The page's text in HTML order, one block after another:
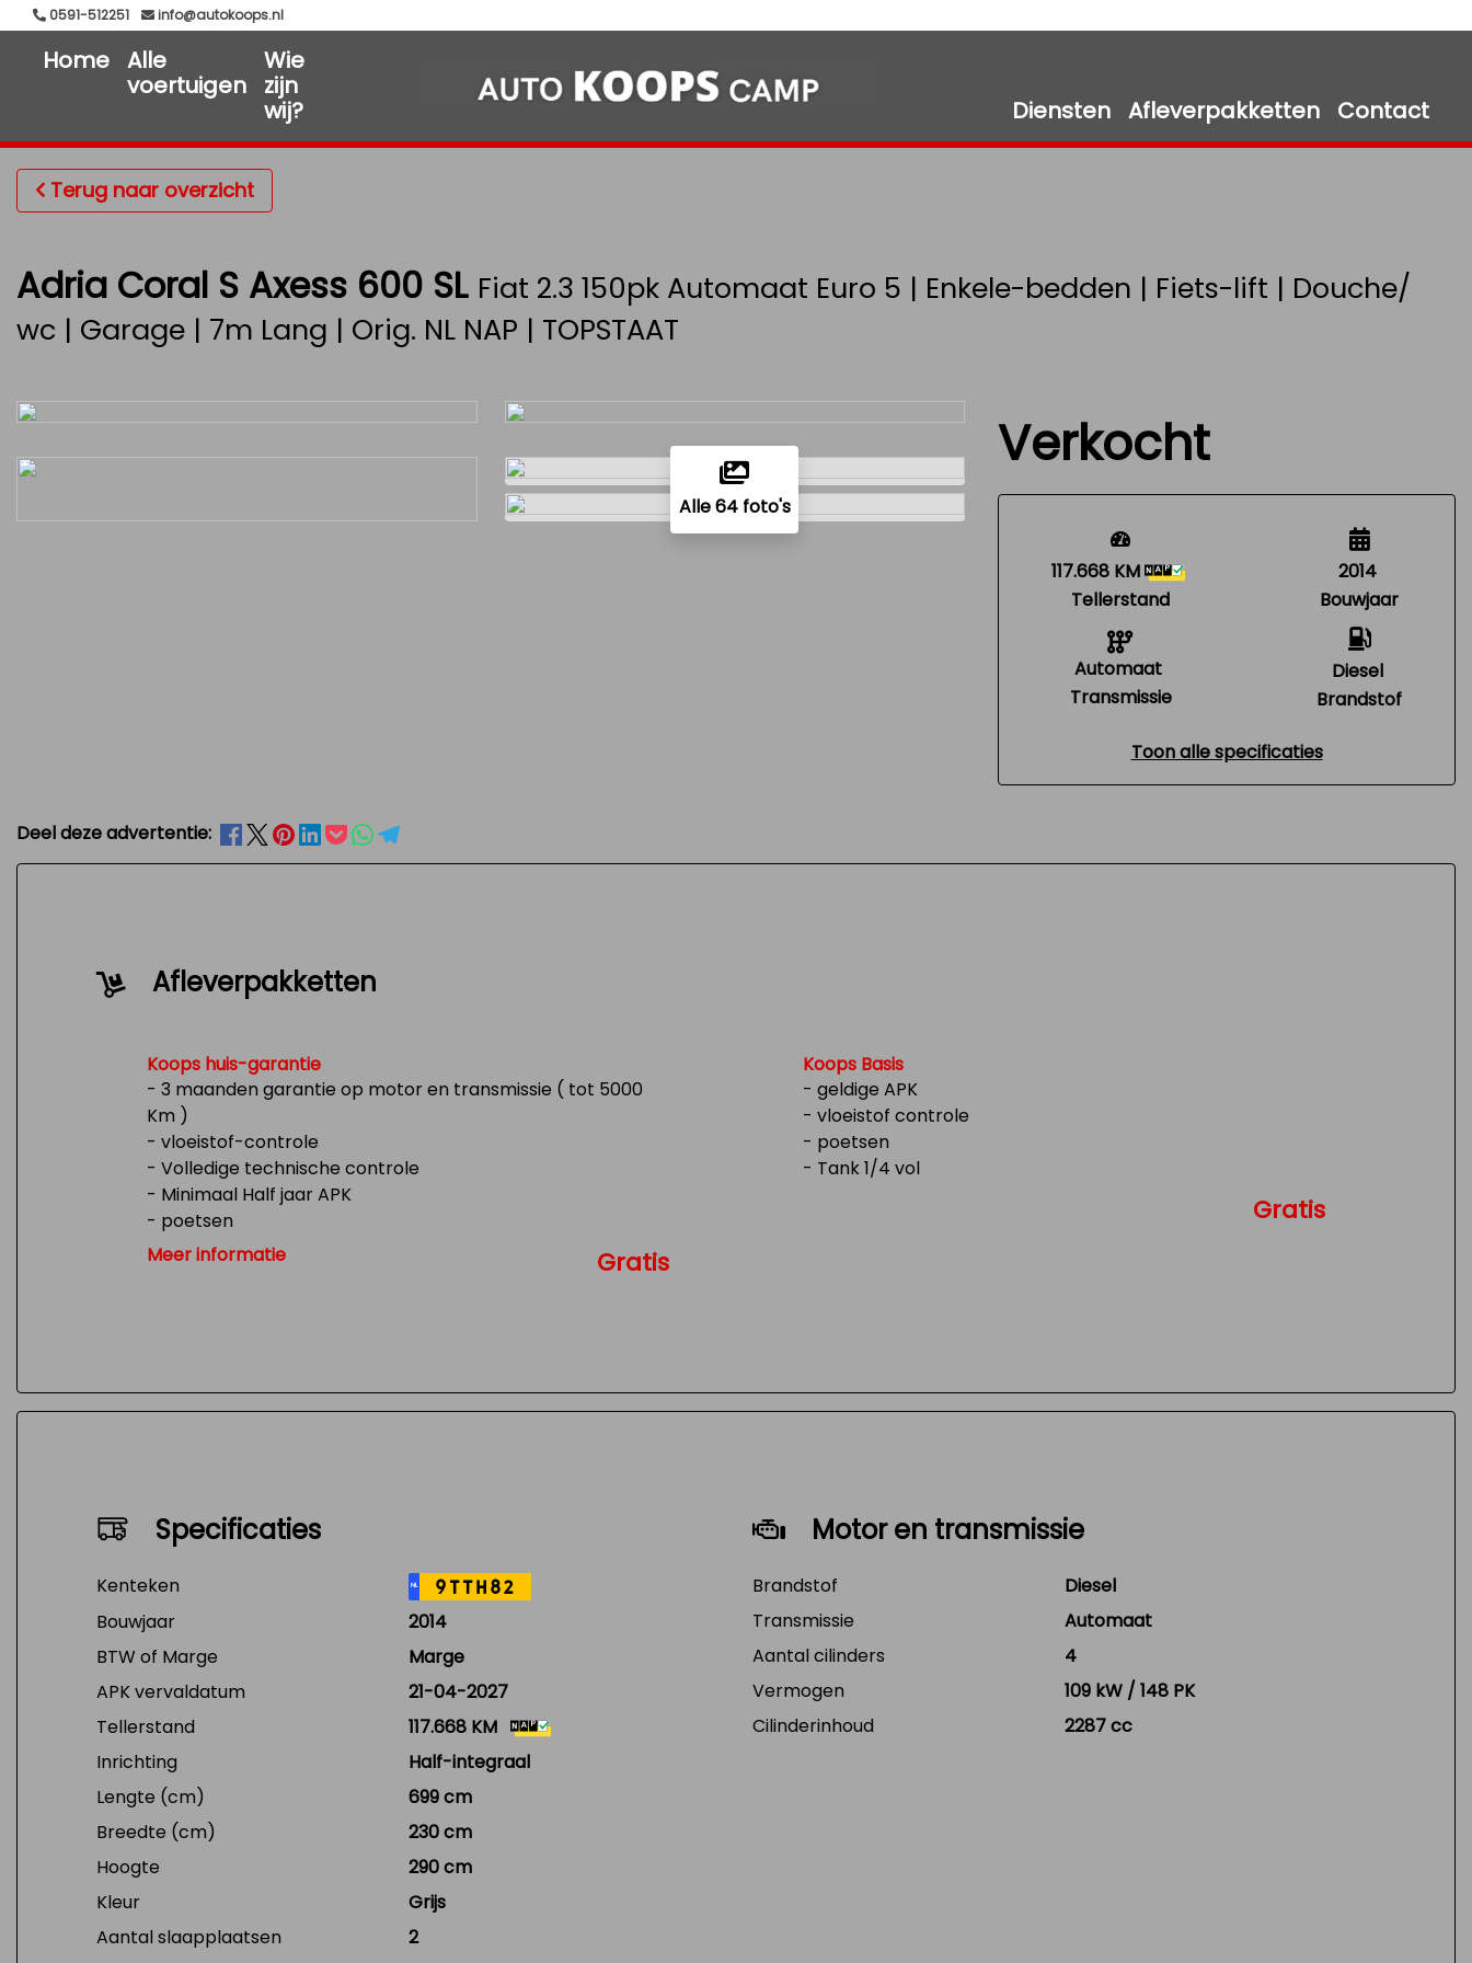
0591-512251 info@autokoops.nl
Home Alle
voertuigen
Wie
zijn
wij?
Diensten Afleverpakketten Contact
Terug naar overzicht
Adria Coral S Axess 600 SL Fiat 2.3 150pk Automaat Euro 5 | Enkele-bedden | Fiets-lift | Douche/
wc | Garage | 7m Lang | Orig. NL NAP | TOPSTAAT
Alle 64 foto's
Verkocht
117.668 KM
Tellerstand
Automaat
Transmissie
2014
Bouwjaar
Diesel
Brandstof
Toon alle specificaties
Deel deze advertentie:
Afleverpakketten
Koops huis-garantie
- 3 maanden garantie op motor en transmissie ( tot 5000
Km )
- vloeistof-controle
- Volledige technische controle
- Minimaal Half jaar APK
- poetsen
- Tank 1/4 vol
Meer informatie Gratis
Koops Basis
- geldige APK
- vloeistof controle
- poetsen
- Tank 1/4 vol
Gratis
Specificaties
Kenteken NL 9TTH82
Bouwjaar
2014
BTW of Marge
Marge
APK vervaldatum
21-04-2027
Tellerstand
117.668 KM
Inrichting
Half-integraal
Lengte (cm)
699 cm
Breedte (cm)
230 cm
Hoogte
290 cm
Kleur
Grijs
Aantal slaapplaatsen
2
Motor en transmissie
Brandstof
Diesel
Transmissie
Automaat
Aantal cilinders
4
Vermogen
109 kW / 148 PK
Cilinderinhoud
2287 cc